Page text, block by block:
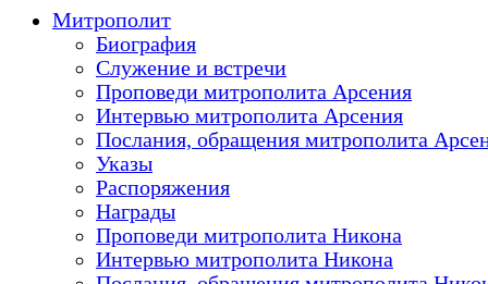
Митрополит
Биография
Служение и встречи
Проповеди митрополита Арсения
Интервью митрополита Арсения
Послания, обращения митрополита
Указы
Распоряжения
Награды
Проповеди митрополита Никона
Интервью митрополита Никона